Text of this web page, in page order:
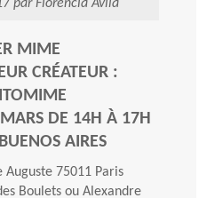
par Florencia Avila
MIME
CRÉATEUR :
DE 14H À 17H
AIRES
Auguste 75011 Paris
Boulets ou Alexandre